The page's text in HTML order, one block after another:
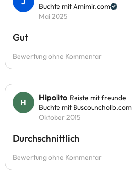
Buchte mit Amimir.com
Mai 2025
Gut
Bewertung ohne Kommentar
Hipolito Reiste mit freunde
Buchte mit Buscounchollo.com
Oktober 2015
Durchschnittlich
Bewertung ohne Kommentar